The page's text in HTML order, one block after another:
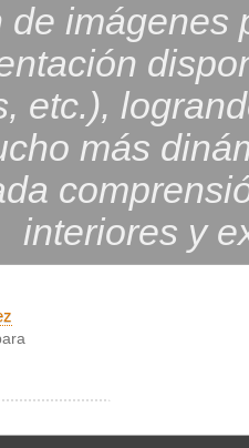
de imágenes
etc.),
más
interiores y